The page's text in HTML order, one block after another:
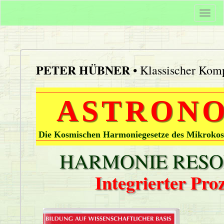
PETER HÜBNER• Klassischer
Die Kosmischen Harmoniegesetze des
HARMONIE
Integrierter